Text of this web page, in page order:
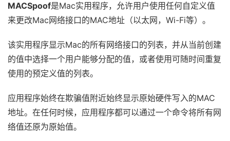
MACSpoof是Mac实用程序，允许用户使用任何自定义值
来更改Mac网络接口的MAC地址（以太网，Wi-Fi等）。
该实用程序显示Mac的所有网络接口的列表，并从当前创建
的值中选择一个用户能够分配的值，或者使用可随时间重复
使用的预定义值的列表。
应用程序始终在欺骗值附近始终显示原始硬件写入的MAC
地址。在任何时候，应用程序都可以通过一个命令将所有网
络值还原为原始值。